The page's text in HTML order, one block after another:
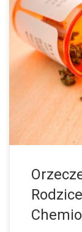
Rodzice
jest dla niego
tego zaczęli
interweniował
trzyletniego
wbrew woli
ostrą
chemioterapię, […]